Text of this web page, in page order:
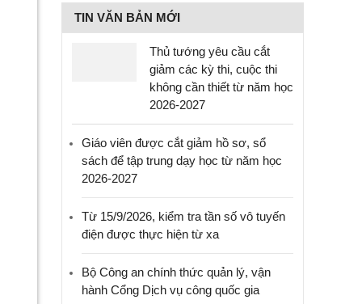
TIN VĂN BẢN MỚI
Thủ tướng yêu cầu cắt
giảm các kỳ thi, cuộc thi
không cần thiết từ năm học
2026-2027
Giáo viên được cắt giảm hồ sơ, sổ
sách để tập trung dạy học từ năm học
2026-2027
Từ 15/9/2026, kiểm tra tần số vô tuyến
điện được thực hiện từ xa
Bộ Công an chính thức quản lý, vận
hành Cổng Dịch vụ công quốc gia